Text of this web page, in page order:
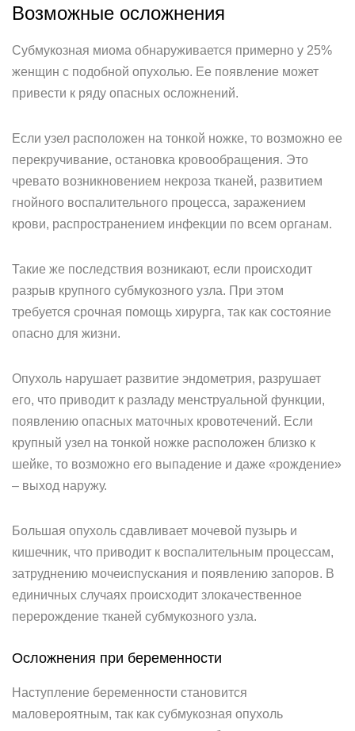
Возможные осложнения
Субмукозная миома обнаруживается примерно у 25%
женщин с подобной опухолью. Ее появление может
привести к ряду опасных осложнений.
Если узел расположен на тонкой ножке, то возможно ее
перекручивание, остановка кровообращения. Это
чревато возникновением некроза тканей, развитием
гнойного воспалительного процесса, заражением
крови, распространением инфекции по всем органам.
Такие же последствия возникают, если происходит
разрыв крупного субмукозного узла. При этом
требуется срочная помощь хирурга, так как состояние
опасно для жизни.
Опухоль нарушает развитие эндометрия, разрушает
его, что приводит к разладу менструальной функции,
появлению опасных маточных кровотечений. Если
крупный узел на тонкой ножке расположен близко к
шейке, то возможно его выпадение и даже «рождение»
– выход наружу.
Большая опухоль сдавливает мочевой пузырь и
кишечник, что приводит к воспалительным процессам,
затруднению мочеиспускания и появлению запоров. В
единичных случаях происходит злокачественное
перерождение тканей субмукозного узла.
Осложнения при беременности
Наступление беременности становится
маловероятным, так как субмукозная опухоль